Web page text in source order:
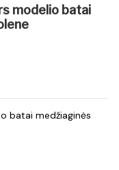
modelio batai
batai medžiaginės